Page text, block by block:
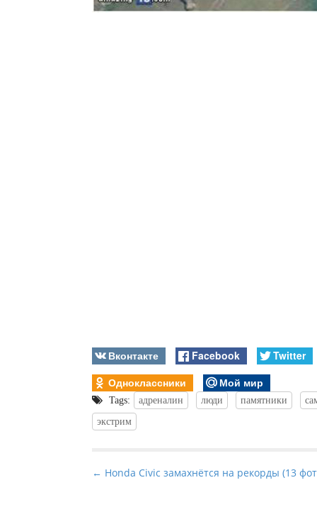
Вконтакте Facebook
Twitter
Одноклассники
Мой мир
Tags: адреналин люди памятники
экстрим
P
← Honda Civic замахнётся на рекорды (13